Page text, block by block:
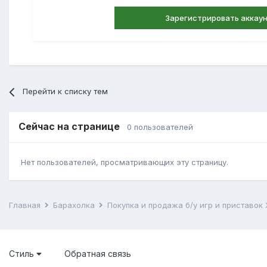
Зарегистрировать
Перейти к списку тем
Сейчас на странице 0 пользователей
Нет пользователей, просматривающих эту страницу.
Главная Барахолка Покупка и продажа б/у игр и приставок
Стиль Обратная связь